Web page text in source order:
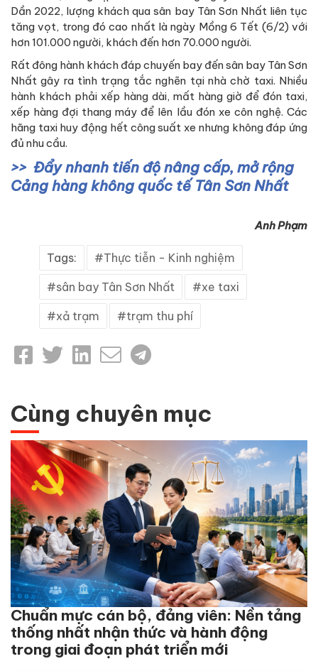
Dần 2022, lượng khách qua sân bay Tân Sơn Nhất liên tục
tăng vọt, trong đó cao nhất là ngày Mồng 6 Tết (6/2) với
hơn 101.000 người, khách đến hơn 70.000 người.
Rất đông hành khách đáp chuyến bay đến sân bay Tân Sơn
Nhất gây ra tình trạng tắc nghẽn tại nhà chờ taxi. Nhiều
hành khách phải xếp hàng dài, mất hàng giờ để đón taxi,
xếp hàng đợi thang máy để lên lầu đón xe côn nghệ. Các
hãng taxi huy động hết công suất xe nhưng không đáp ứng
đủ nhu cầu.
Đẩy nhanh tiến độ nâng cấp, mở rộng
Cảng hàng không quốc tế Tân Sơn Nhất
Anh Phạm
Tags: Thực tiễn - Kinh nghiệm
sân bay Tân Sơn Nhất xe taxi
xả trạm trạm thu phí
Cùng chuyên mục
Chuẩn mực cán bộ, đảng viên: Nền tảng
thống nhất nhận thức và hành động
trong giai đoạn phát triển mới